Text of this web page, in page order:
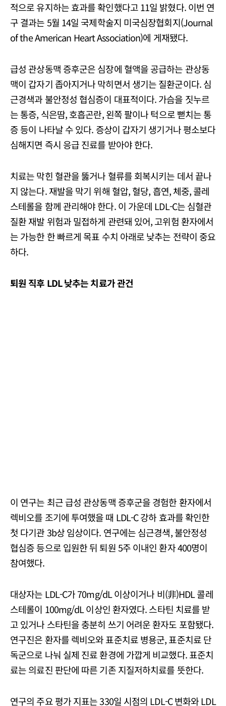
적으로 유지하는 효과를 확인했다고 11일 밝혔다. 이번 연
구 결과는 5월 14일 국제학술지 미국심장협회지(Journal
of the American Heart Association)에 게재됐다.
급성 관상동맥 증후군은 심장에 혈액을 공급하는 관상동
맥이 갑자기 좁아지거나 막히면서 생기는 질환군이다. 심
근경색과 불안정성 협심증이 대표적이다. 가슴을 짓누르
는 통증, 식은땀, 호흡곤란, 왼쪽 팔이나 턱으로 뻗치는 통
증 등이 나타날 수 있다. 증상이 갑자기 생기거나 평소보다
심해지면 즉시 응급 진료를 받아야 한다.
치료는 막힌 혈관을 뚫거나 혈류를 회복시키는 데서 끝나
지 않는다. 재발을 막기 위해 혈압, 혈당, 흡연, 체중, 콜레
스테롤을 함께 관리해야 한다. 이 가운데 LDL-C는 심혈관
질환 재발 위험과 밀접하게 관련돼 있어, 고위험 환자에서
는 가능한 한 빠르게 목표 수치 아래로 낮추는 전략이 중요
하다.
퇴원 직후 LDL 낮추는 치료가 관건
이 연구는 최근 급성 관상동맥 증후군을 경험한 환자에서
렉비오를 조기에 투여했을 때 LDL-C 강하 효과를 확인한
첫 다기관 3b상 임상이다. 연구에는 심근경색, 불안정성
협심증 등으로 입원한 뒤 퇴원 5주 이내인 환자 400명이
참여했다.
대상자는 LDL-C가 70mg/dL 이상이거나 비(非)HDL 콜레
스테롤이 100mg/dL 이상인 환자였다. 스타틴 치료를 받
고 있거나 스타틴을 충분히 쓰기 어려운 환자도 포함됐다.
연구진은 환자를 렉비오와 표준치료 병용군, 표준치료 단
독군으로 나눠 실제 진료 환경에 가깝게 비교했다. 표준치
료는 의료진 판단에 따른 기존 지질저하치료를 뜻한다.
연구의 주요 평가 지표는 330일 시점의 LDL-C 변화와 LDL